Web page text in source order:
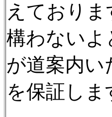
えており
構わないよ
が道案内
を保証しま